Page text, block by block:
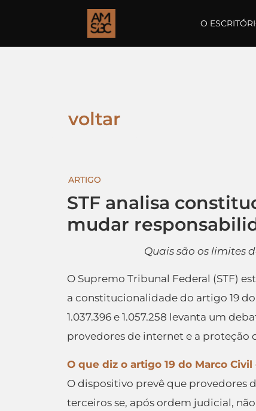
O
voltar
ARTIGO
STF analisa
mudar
Quais são os limites
O Supremo Tribunal Federal (STF)
a constitucionalidade do artigo 19
1.037.396 e 1.057.258 levanta um
provedores de internet e a
O que diz o artigo 19 do Marco
O dispositivo prevê que provedores
terceiros se, após ordem judicial,